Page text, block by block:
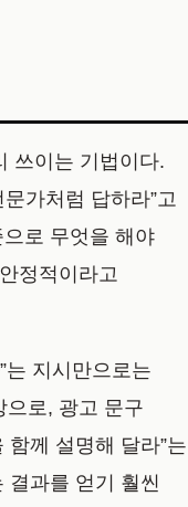
쓰이는 기법이다.
가처럼 답하라”고
로 무엇을 해야
정적이라고
는 지시만으로는
으로, 광고 문구
께 설명해 달라”는
결과를 얻기 훨씬